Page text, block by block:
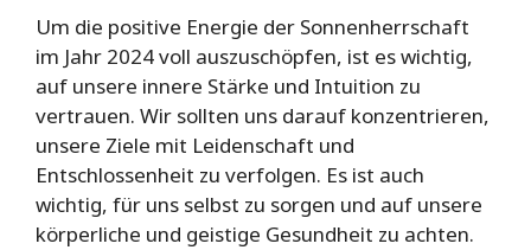
Um die positive Energie der Sonnenherrschaft
im Jahr 2024 voll auszuschöpfen, ist es wichtig,
auf unsere innere Stärke und Intuition zu
vertrauen. Wir sollten uns darauf konzentrieren,
unsere Ziele mit Leidenschaft und
Entschlossenheit zu verfolgen. Es ist auch
wichtig, für uns selbst zu sorgen und auf unsere
körperliche und geistige Gesundheit zu achten.